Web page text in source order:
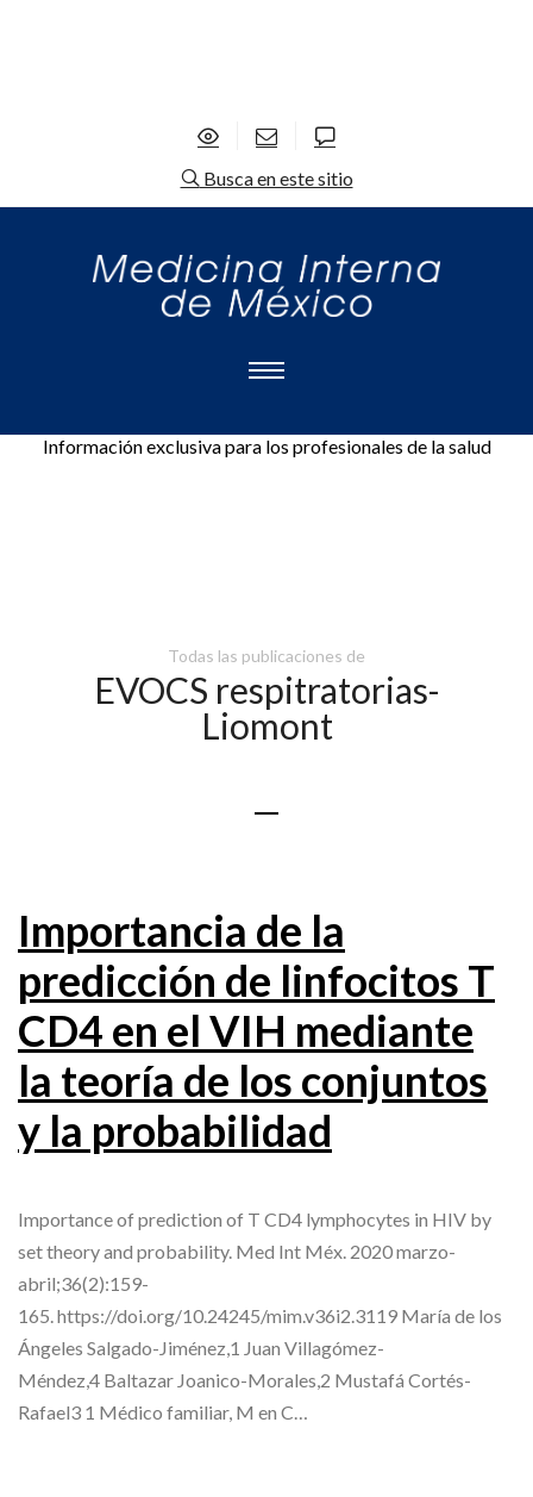
Busca en este sitio
Información exclusiva para los profesionales de la salud
Todas las publicaciones de
EVOCS respitratorias-
Liomont
Importancia de la
predicción de linfocitos T
CD4 en el VIH mediante
la teoría de los conjuntos
y la probabilidad
Importance of prediction of T CD4 lymphocytes in HIV by
set theory and probability. Med Int Méx. 2020 marzo-
abril;36(2):159-
165. https://doi.org/10.24245/mim.v36i2.3119 María de los
Ángeles Salgado-Jiménez,1 Juan Villagómez-
Méndez,4 Baltazar Joanico-Morales,2 Mustafá Cortés-
Rafael3 1 Médico familiar, M en C…